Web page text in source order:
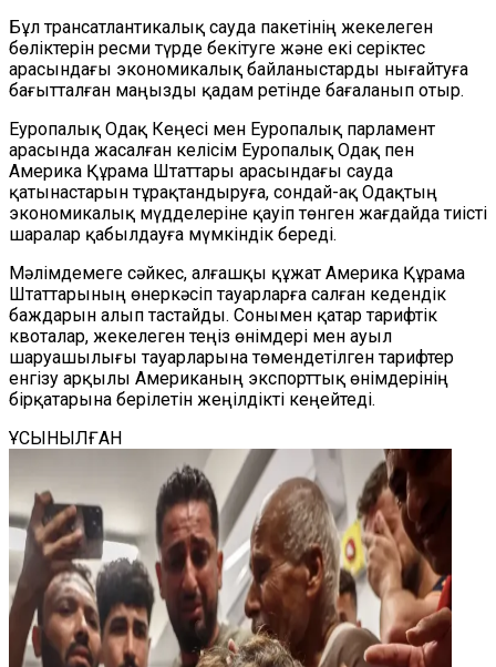
Бұл трансатлантикалық сауда пакетінің жекелеген
бөліктерін ресми түрде бекітуге және екі серіктес
арасындағы экономикалық байланыстарды нығайтуға
бағытталған маңызды қадам ретінде бағаланып отыр.
Еуропалық Одақ Кеңесі мен Еуропалық парламент
арасында жасалған келісім Еуропалық Одақ пен
Америка Құрама Штаттары арасындағы сауда
қатынастарын тұрақтандыруға, сондай-ақ Одақтың
экономикалық мүдделеріне қауіп төнген жағдайда тиісті
шаралар қабылдауға мүмкіндік береді.
Мәлімдемеге сәйкес, алғашқы құжат Америка Құрама
Штаттарының өнеркәсіп тауарларға салған кедендік
баждарын алып тастайды. Сонымен қатар тарифтік
квоталар, жекелеген теңіз өнімдері мен ауыл
шаруашылығы тауарларына төмендетілген тарифтер
енгізу арқылы Американың экспорттық өнімдерінің
бірқатарына берілетін жеңілдікті кеңейтеді.
ҰСЫНЫЛҒАН